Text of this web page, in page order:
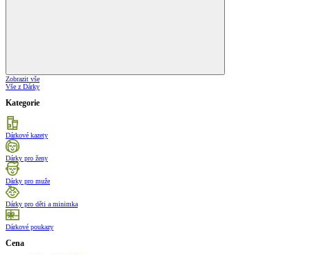
Zobrazit vše
Vše z Dárky
Kategorie
Dárkové kazety
Dárky pro ženy
Dárky pro muže
Dárky pro děti a minimka
Dárkové poukazy
Cena